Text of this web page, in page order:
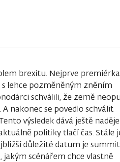
brexitu. Nejprve premiérka
lehce pozměněným zněním
schválili, že země
nakonec se povedlo schválit
výsledek dává ještě
politiky tlačí čas. Stále
důležité datum je summit
scénářem chce vlastně